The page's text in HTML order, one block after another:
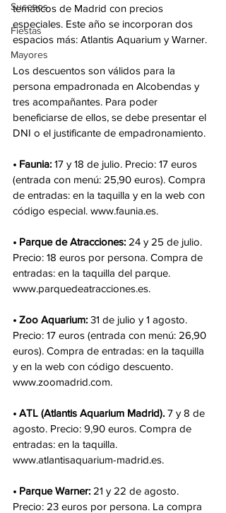
Sucesos
Fiestas
Mayores
temáticos de Madrid con precios
especiales. Este año se incorporan dos
espacios más: Atlantis Aquarium y Warner.
Los descuentos son válidos para la
persona empadronada en Alcobendas y
tres acompañantes. Para poder
beneficiarse de ellos, se debe presentar el
DNI o el justificante de empadronamiento.
• Faunia: 17 y 18 de julio. Precio: 17 euros
(entrada con menú: 25,90 euros). Compra
de entradas: en la taquilla y en la web con
código especial. www.faunia.es.
• Parque de Atracciones: 24 y 25 de julio.
Precio: 18 euros por persona. Compra de
entradas: en la taquilla del parque.
www.parquedeatracciones.es.
• Zoo Aquarium: 31 de julio y 1 agosto.
Precio: 17 euros (entrada con menú: 26,90
euros). Compra de entradas: en la taquilla
y en la web con código descuento.
www.zoomadrid.com.
• ATL (Atlantis Aquarium Madrid). 7 y 8 de
agosto. Precio: 9,90 euros. Compra de
entradas: en la taquilla.
www.atlantisaquarium-madrid.es.
• Parque Warner: 21 y 22 de agosto.
Precio: 23 euros por persona. La compra